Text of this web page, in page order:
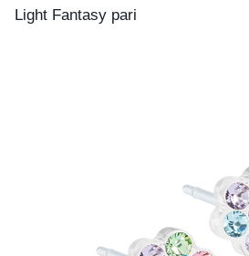
Light Fantasy pari